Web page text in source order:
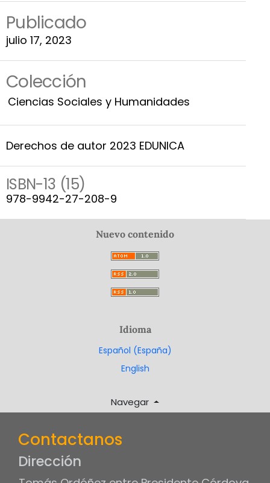
Publicado
julio 17, 2023
Colección
Ciencias Sociales y Humanidades
Derechos de autor 2023 EDUNICA
ISBN-13 (15)
978-9942-27-208-9
Nuevo contenido
Idioma
Español (España)
English
Navegar
Contactanos
Dirección